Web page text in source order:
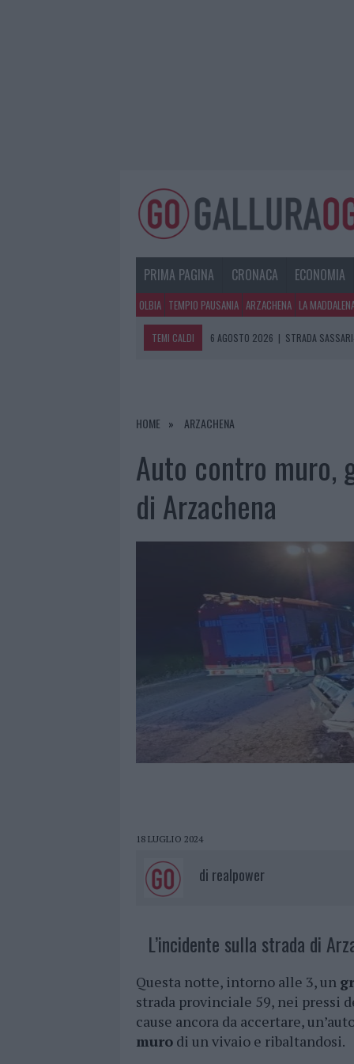
PRIMA PAGINA CRONACA ECONOMIA
OLBIA TEMPIO PAUSANIA ARZACHENA LA
TEMI CALDI 6 AGOSTO 2026 | STRADA
6 AGOSTO 2026
NOTRE-DAME DE PARIS
HOME ARZACHENA
Auto contro muro,
di Arzachena
18 LUGLIO 2024
di realpower
L’incidente sulla strada di
Questa notte, intorno alle 3, un
strada provinciale 59, nei pressi
cause ancora da accertare,
muro di un vivaio e ribaltandosi.